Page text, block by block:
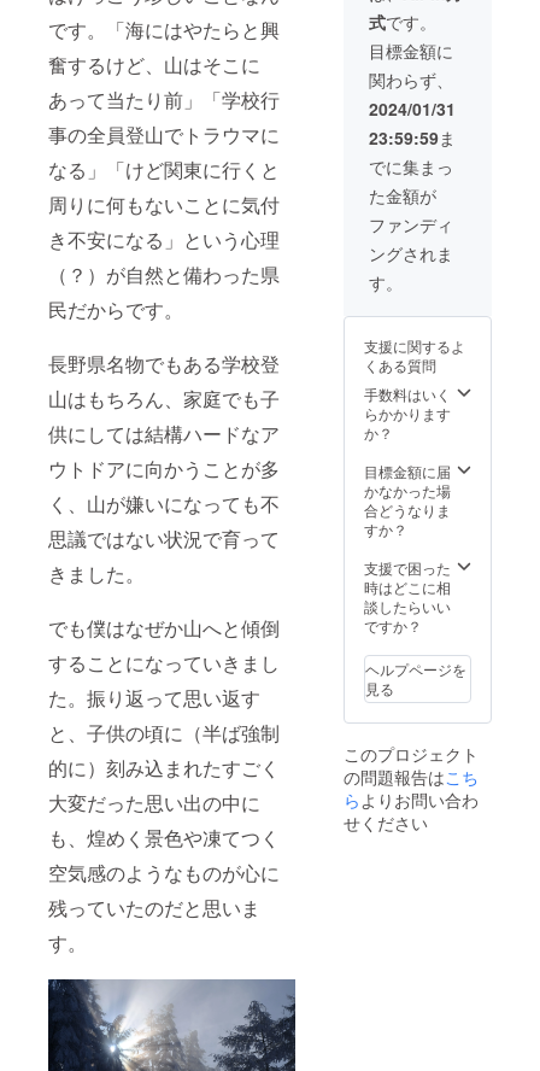
です。「海にはやたらと興
奮するけど、山はそこに
あって当たり前」「学校行
事の全員登山でトラウマに
なる」「けど関東に行くと
周りに何もないことに気付
き不安になる」という心理
（？）が自然と備わった県
民だからです。
長野県名物でもある学校登
山はもちろん、家庭でも子
供にしては結構ハードなア
ウトドアに向かうことが多
く、山が嫌いになっても不
思議ではない状況で育って
きました。
でも僕はなぜか山へと傾倒
することになっていきまし
た。振り返って思い返す
と、子供の頃に（半ば強制
的に）刻み込まれたすごく
大変だった思い出の中に
も、煌めく景色や凍てつく
空気感のようなものが心に
残っていたのだと思いま
す。
歴史、
山小屋
などの
インフ
ラなど
の話だ
けでな
く、撮
影テク
ニッ
ク、山
ごはん
や山
装備相
何でも
あり
で、楽
しくご
一緒し
う！
式です。
目標金額に
関わらず、
2024/01/31
23:59:59ま
でに集まっ
た金額が
ファンディ
ングされま
す。
支援に関するよ
くある質問
手数料はいく
らかかります
か？
目標金額に届
かなかった場
合どうなりま
すか？
支援で困った
時はどこに相
談したらいい
ですか？
ヘルプページを
見る
このプロジェクト
の問題報告はこち
ら よりお問い合わ
せください